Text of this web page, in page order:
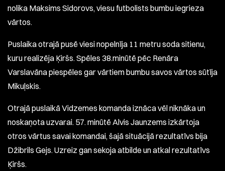
nolika Maksims Sidorovs, viesu futbolists bumbu iegrieza
vārtos.
Puslaika otrajā pusē viesi nopelnīja 11 metru soda sitienu,
kuru realizēja Ķiršs. Spēles 38.minūtē pēc Renāra
Varslavāna piespēles gar vārtiem bumbu savos vārtos sūtīja
Mikuļskis.
Otrajā puslaikā Vidzemes komanda iznāca vēl niknāka un
noskaņota uzvarai. 57. minūtē Alvis Jaunzems izkārtoja
otros vārtus savai komandai, šajā situācijā rezultatīvs bija
Džibrils Gejs. Uzreiz gan sekoja atbilde un atkal rezultatīvs
Ķiršs.